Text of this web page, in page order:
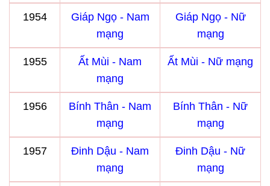
1954
Giáp Ngọ - Nam
mạng
Giáp Ngọ - Nữ
mạng
1955
Ất Mùi - Nam
mạng
Ất Mùi - Nữ mạng
1956
Bính Thân - Nam
mạng
Bính Thân - Nữ
mạng
1957
Đinh Dậu - Nam
mạng
Đinh Dậu - Nữ
mạng